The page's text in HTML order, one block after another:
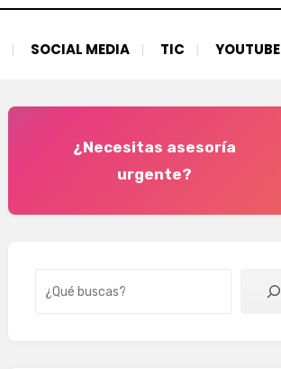
SOCIAL MEDIA TIC YOUTUBE
¿Necesitas asesoría
urgente?